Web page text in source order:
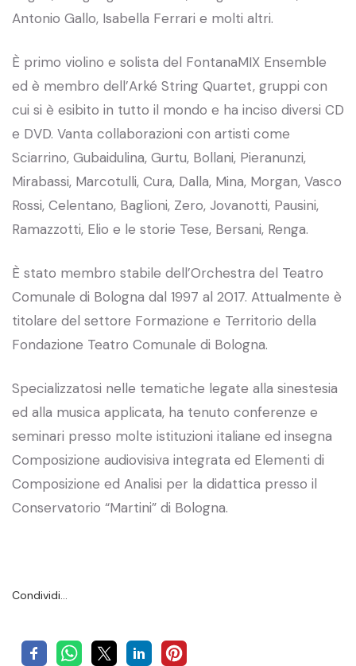
Antonio Gallo, Isabella Ferrari e molti altri.
È primo violino e solista del FontanaMIX Ensemble
ed è membro dell’Arké String Quartet, gruppi con
cui si è esibito in tutto il mondo e ha inciso diversi CD
e DVD. Vanta collaborazioni con artisti come
Sciarrino, Gubaidulina, Gurtu, Bollani, Pieranunzi,
Mirabassi, Marcotulli, Cura, Dalla, Mina, Morgan, Vasco
Rossi, Celentano, Baglioni, Zero, Jovanotti, Pausini,
Ramazzotti, Elio e le storie Tese, Bersani, Renga.
È stato membro stabile dell’Orchestra del Teatro
Comunale di Bologna dal 1997 al 2017. Attualmente è
titolare del settore Formazione e Territorio della
Fondazione Teatro Comunale di Bologna.
Specializzatosi nelle tematiche legate alla sinestesia
ed alla musica applicata, ha tenuto conferenze e
seminari presso molte istituzioni italiane ed insegna
Composizione audiovisiva integrata ed Elementi di
Composizione ed Analisi per la didattica presso il
Conservatorio “Martini” di Bologna.
Condividi…